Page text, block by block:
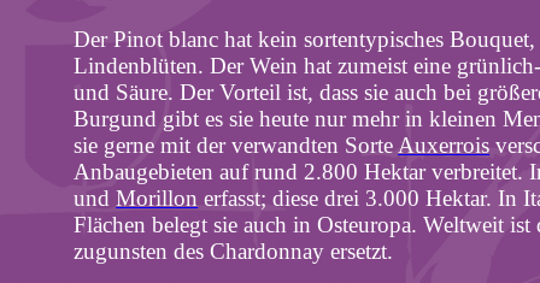
Der Pinotblanc hat kein sortentypisches
Lindenblüten. Der Wein hat zumeist eine
und Säure. Der Vorteil ist, dass sie auch bei
Burgund gibt es sie heute nur mehr in kleinen
sie gerne mit der verwandten Sorte Auxerrois
Anbaugebieten auf rund 2.800 Hektar verbreitet.
undMorillon erfasst; diese drei 3.000 Hektar. In
Flächen belegt sie auch in Osteuropa. Weltweit
zugunsten des Chardonnay ersetzt.